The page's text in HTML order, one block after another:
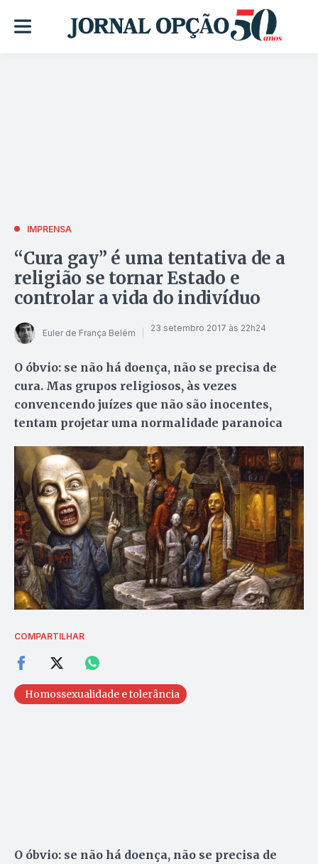
IMPRENSA
“Cura gay” é uma tentativa de a
religião se tornar Estado e
controlar a vida do indivíduo
Euler de França Belém 23 setembro 2017 às 22h24
O óbvio: se não há doença, não se precisa de
cura. Mas grupos religiosos, às vezes
convencendo juízes que não são inocentes,
tentam projetar uma normalidade paranoica
COMPARTILHAR
Homossexualidade e tolerância
O óbvio: se não há doença, não se precisa de